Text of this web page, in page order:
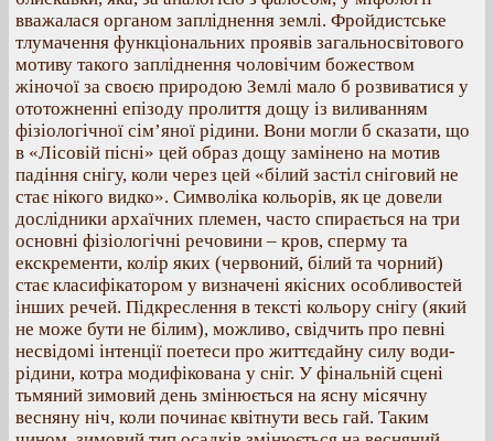
вважалася органом запліднення землі. Фройдистське
тлумачення функціональних проявів загальносвітового
мотиву такого запліднення чоловічим божеством
жіночої за своєю природою Землі мало б розвиватися у
ототожненні епізоду пролиття дощу із виливанням
фізіологічної сім’яної рідини. Вони могли б сказати, що
в «Лісовій пісні» цей образ дощу замінено на мотив
падіння снігу, коли через цей «білий застіл сніговий не
стає нікого видко». Символіка кольорів, як це довели
дослідники архаїчних племен, часто спирається на три
основні фізіологічні речовини – кров, сперму та
екскременти, колір яких (червоний, білий та чорний)
стає класифікатором у визначені якісних особливостей
інших речей. Підкреслення в тексті кольору снігу (який
не може бути не білим), можливо, свідчить про певні
несвідомі інтенції поетеси про життєдайну силу води-
рідини, котра модифікована у сніг. У фінальній сцені
тьмяний зимовий день змінюється на ясну місячну
весняну ніч, коли починає квітнути весь гай. Таким